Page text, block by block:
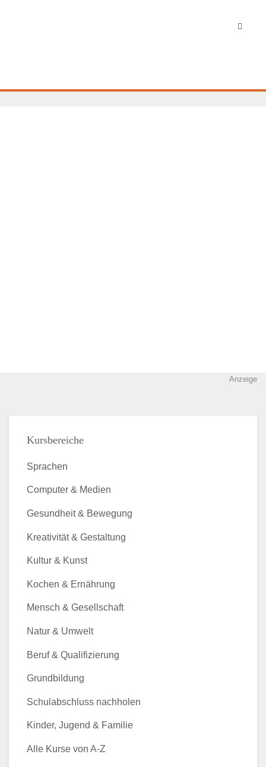
Anzeige
Kursbereiche
Sprachen
Computer & Medien
Gesundheit & Bewegung
Kreativität & Gestaltung
Kultur & Kunst
Kochen & Ernährung
Mensch & Gesellschaft
Natur & Umwelt
Beruf & Qualifizierung
Grundbildung
Schulabschluss nachholen
Kinder, Jugend & Familie
Alle Kurse von A-Z